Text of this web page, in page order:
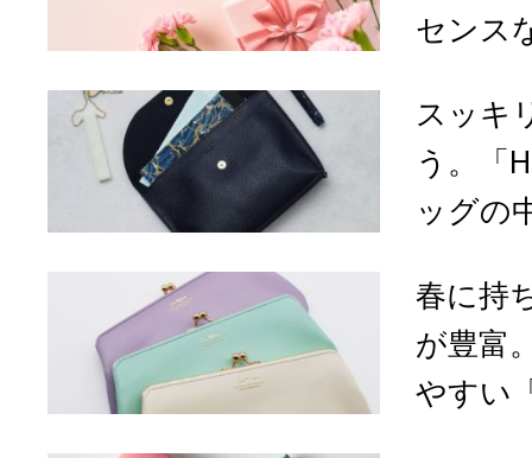
センス
スッキ
う。「
ッグの
春に持
が豊富
やすい